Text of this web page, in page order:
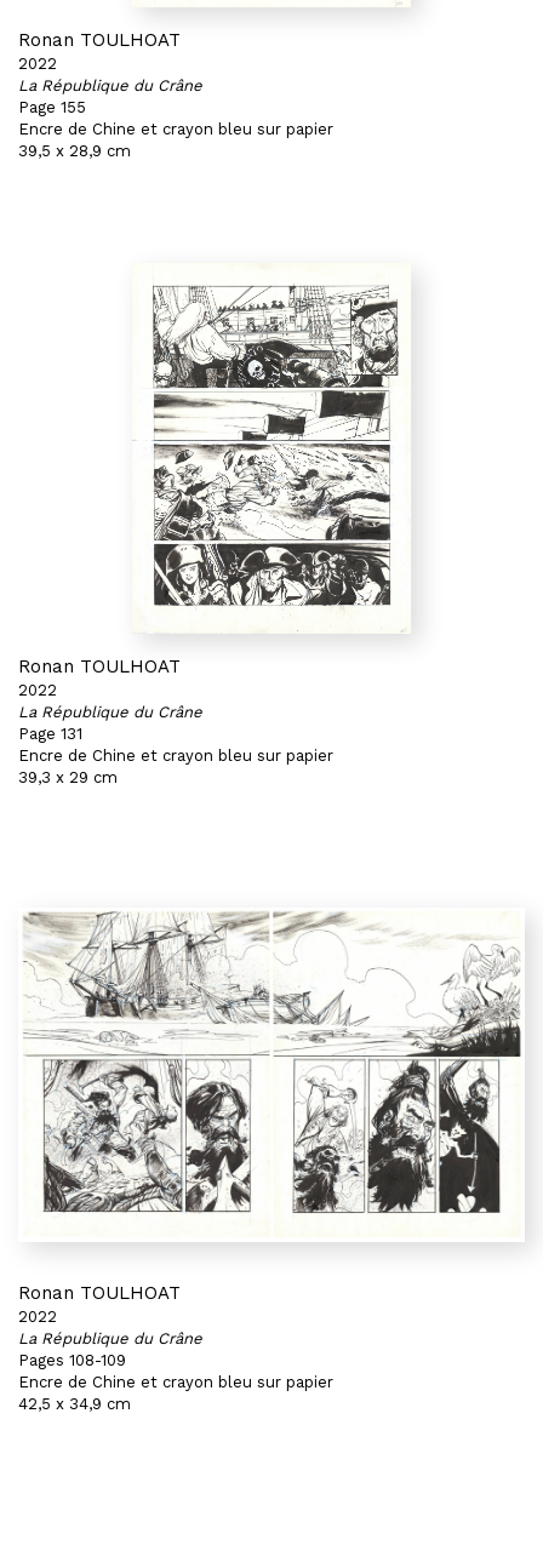
Ronan TOULHOAT
2022
La République du Crâne
Page 155
Encre de Chine et crayon bleu sur papier
39,5 x 28,9 cm
Ronan TOULHOAT
2022
La République du Crâne
Page 131
Encre de Chine et crayon bleu sur papier
39,3 x 29 cm
Ronan TOULHOAT
2022
La République du Crâne
Pages 108-109
Encre de Chine et crayon bleu sur papier
42,5 x 34,9 cm